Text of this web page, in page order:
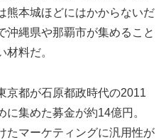
熊本城ほどにはかからないだ
沖縄県や那覇市が集めること
料だ。
京都が石原都政時代の2011
集めた募金が約14億円。
たマーケティングに汎用性が